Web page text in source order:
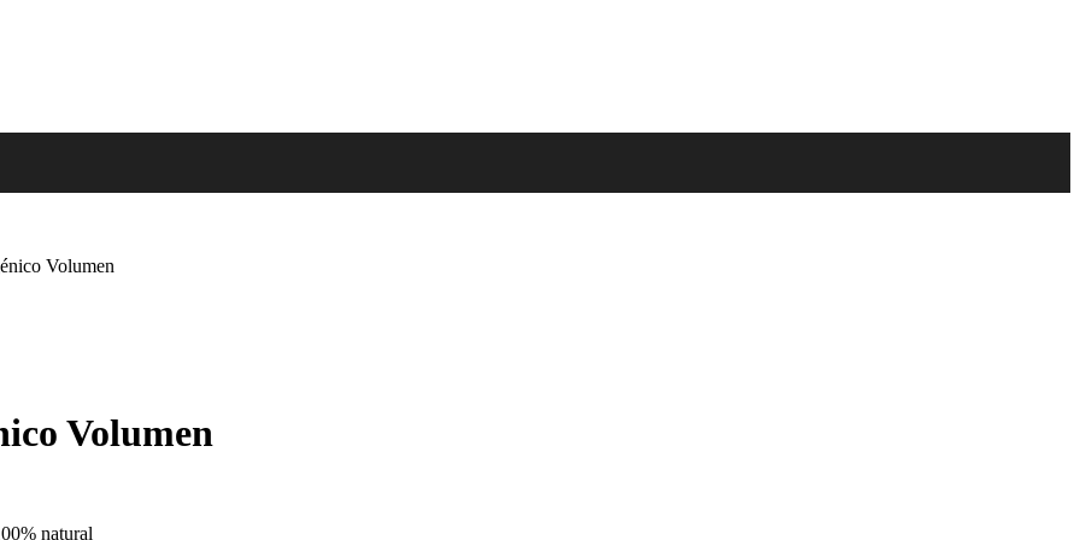
Volumen
Volumen
natural